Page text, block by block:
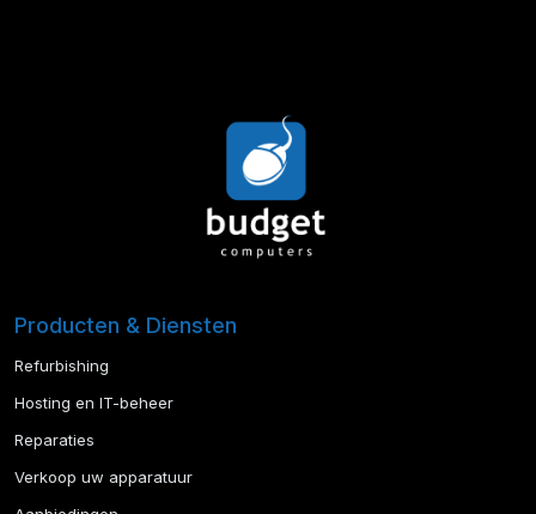
Producten & Diensten
Refurbishing
Hosting en IT-beheer
Reparaties
Verkoop uw apparatuur